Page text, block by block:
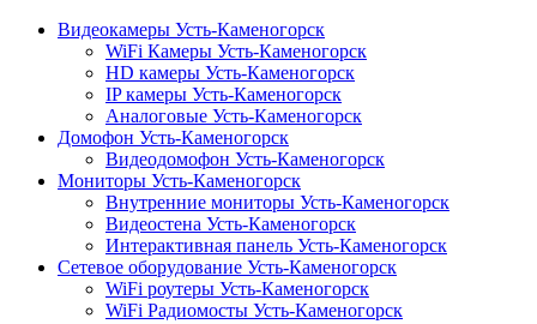
Видеокамеры Усть-Каменогорск
WiFi Камеры Усть-Каменогорск
HD камеры Усть-Каменогорск
IP камеры Усть-Каменогорск
Аналоговые Усть-Каменогорск
Домофон Усть-Каменогорск
Видеодомофон Усть-Каменогорск
Мониторы Усть-Каменогорск
Внутренние мониторы Усть-Каменогорск
Видеостена Усть-Каменогорск
Интерактивная панель Усть-Каменогорск
Сетевое оборудование Усть-Каменогорск
WiFi роутеры Усть-Каменогорск
WiFi Радиомосты Усть-Каменогорск